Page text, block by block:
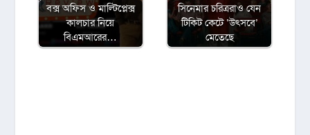
বক্স অফিস ও মাল্টিপ্লেক্স
কালচার নিয়ে
বিএমআরের…
সিনেমার চরিত্ররাও যেন
টিকিট কেটে ‘উৎসবে’
মেতেছে